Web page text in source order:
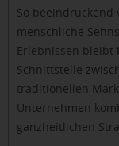
So beeindruckend
menschliche
Erlebnissen bleibt
Schnittstelle
traditionellen
Unternehmen
ganzheitlichen